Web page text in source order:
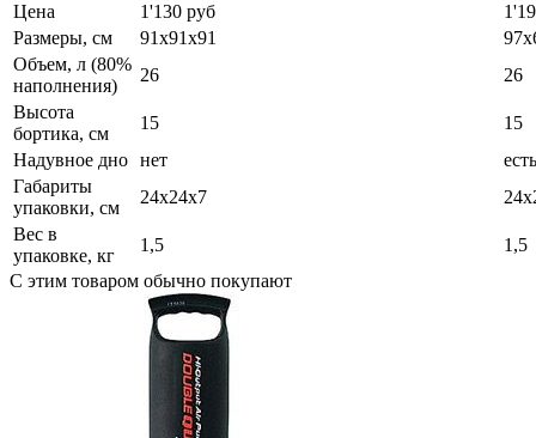
Цена 1'130 руб
Размеры, см
91х91х91
Объем, л (80%
наполнения)
26
26
Высота
бортика, см
15
15
Надувное дно нет
есть
Габариты
упаковки, см
24х24х7
Вес в
упаковке, кг
1,5
1,5
С этим товаром обычно покупают